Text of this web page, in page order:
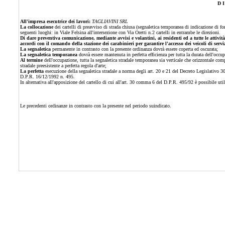
D I
All'impresa esecutrice dei lavori: TAGLIAVINI SRL
La collocazionedei cartelli di preavviso di strada chiusa (segnaletica temporanea di indicazione di
seguenti luoghi: in Viale Felsina all'intersezione con Via Oretti n.2 cartelli in entrambe le direzioni.
Di dare preventiva comunicazione, mediante avvisi e volantini, ai residenti ed a tutte le
accordi con il comando della stazione dei carabinieri per garantire l'accesso dei veicoli di
La segnaletica permanente in contrasto con la presente ordinanza dovrà essere coperta ed oscurata;
La segnaletica temporanea dovrà essere mantenuta in perfetta efficienza per tutta la durata
Al terminedell'occupazione, tutta la segnaletica stradale temporanea sia verticale che orizzontale
stradale preesistente a perfetta regola d'arte;
La perfetta esecuzione della segnaletica stradale a norma degli art. 20 e 21 del Decreto
D.P.R. 16/12/1992 n. 495.
In alternativa all'apposizione del cartello di cui all'art. 30 comma 6 del D.P.R. 495/92 è possibile
Le precedenti ordinanze in contrasto con la presente nel periodo suindicato.